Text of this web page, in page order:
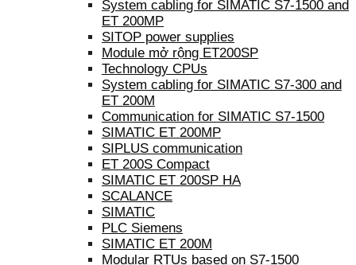
System cabling for SIMATIC S7-1500 and
ET 200MP
SITOP power supplies
Module mở rộng ET200SP
Technology CPUs
System cabling for SIMATIC S7-300 and
ET 200M
Communication for SIMATIC S7-1500
SIMATIC ET 200MP
SIPLUS communication
ET 200S Compact
SIMATIC ET 200SP HA
SCALANCE
SIMATIC
PLC Siemens
SIMATIC ET 200M
Modular RTUs based on S7-1500